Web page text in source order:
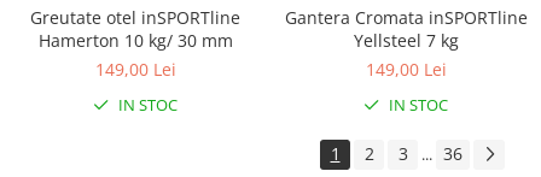
Greutate otel inSPORTline
Hamerton 10 kg/ 30 mm
149,00 Lei
IN STOC
Gantera Cromata inSPORTline
Yellsteel 7 kg
149,00 Lei
IN STOC
1 2 3 ... 36